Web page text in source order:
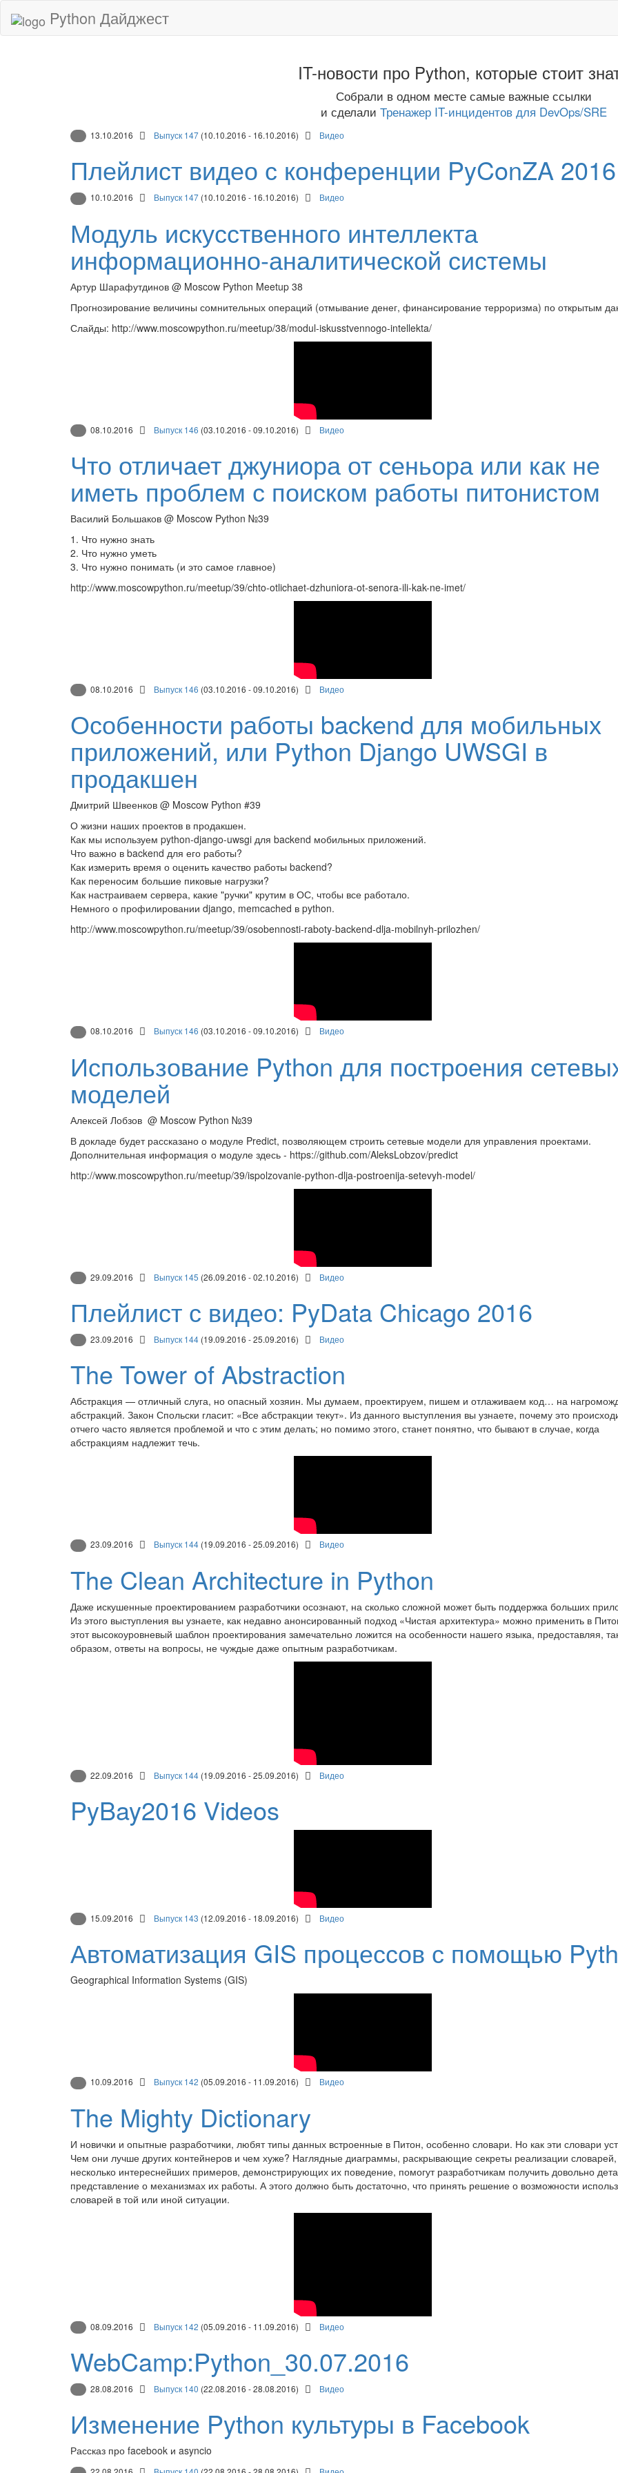
Python Дайджест
IT-новости про Python, которые стоит
Собрали в одном месте самые важные ссылки
и сделали Тренажер IT-инцидентов для DevOps/SRE
13.10.2016 Выпуск 147 (10.10.2016 - 16.10.2016) Видео
Плейлист видео с конференции PyConZA 2016
10.10.2016 Выпуск 147 (10.10.2016 - 16.10.2016) Видео
Модуль искусственного интеллекта
информационно-аналитической системы
Артур Шарафутдинов @ Moscow Python Meetup 38
Прогнозирование величины сомнительных операций (отмывание денег, финансирование терроризма) по открытым
Слайды: http://www.moscowpython.ru/meetup/38/modul-iskusstvennogo-intellekta/
08.10.2016 Выпуск 146 (03.10.2016 - 09.10.2016) Видео
Что отличает джуниора от сеньора или как не
иметь проблем с поиском работы питонистом
Василий Большаков @ Moscow Python №39
1. Что нужно знать
2. Что нужно уметь
3. Что нужно понимать (и это самое главное)
http://www.moscowpython.ru/meetup/39/chto-otlichaet-dzhuniora-ot-senora-ili-kak-ne-imet/
08.10.2016 Выпуск 146 (03.10.2016 - 09.10.2016) Видео
Особенности работы backend для мобильных
приложений, или Python Django UWSGI в
продакшен
Дмитрий Швеенков @ Moscow Python #39
О жизни наших проектов в продакшен.
Как мы используем python-django-uwsgi для backend мобильных приложений.
Что важно в backend для его работы?
Как измерить время о оценить качество работы backend?
Как переносим большие пиковые нагрузки?
Как настраиваем сервера, какие "ручки" крутим в ОС, чтобы все работало.
Немного о профилировании django, memcached в python.
http://www.moscowpython.ru/meetup/39/osobennosti-raboty-backend-dlja-mobilnyh-prilozhen/
08.10.2016 Выпуск 146 (03.10.2016 - 09.10.2016) Видео
Использование Python для построения
моделей
Алексей Лобзов @ Moscow Python №39
В докладе будет рассказано о модуле Predict, позволяющем строить сетевые модели для управления проектами.
Дополнительная информация о модуле здесь - https://github.com/AleksLobzov/predict
http://www.moscowpython.ru/meetup/39/ispolzovanie-python-dlja-postroenija-setevyh-model/
29.09.2016 Выпуск 145 (26.09.2016 - 02.10.2016) Видео
Плейлист с видео: PyData Chicago 2016
23.09.2016 Выпуск 144 (19.09.2016 - 25.09.2016) Видео
The Tower of Abstraction
Абстракция — отличный слуга, но опасный хозяин. Мы думаем, проектируем, пишем и отлаживаем код… на
абстракций. Закон Спольски гласит: «Все абстракции текут». Из данного выступления вы узнаете, почему это
отчего часто является проблемой и что с этим делать; но помимо этого, станет понятно, что бывают в случае, когда
абстракциям надлежит течь.
23.09.2016 Выпуск 144 (19.09.2016 - 25.09.2016) Видео
The Clean Architecture in Python
Даже искушенные проектированием разработчики осознают, на сколько сложной может быть поддержка больших
Из этого выступления вы узнаете, как недавно анонсированный подход «Чистая архитектура» можно применить в
этот высокоуровневый шаблон проектирования замечательно ложится на особенности нашего языка, предоставляя,
образом, ответы на вопросы, не чуждые даже опытным разработчикам.
22.09.2016 Выпуск 144 (19.09.2016 - 25.09.2016) Видео
PyBay2016 Videos
15.09.2016 Выпуск 143 (12.09.2016 - 18.09.2016) Видео
Автоматизация GIS процессов с помощью
Geographical Information Systems (GIS)
10.09.2016 Выпуск 142 (05.09.2016 - 11.09.2016) Видео
The Mighty Dictionary
И новички и опытные разработчики, любят типы данных встроенные в Питон, особенно словари. Но как эти словари
Чем они лучше других контейнеров и чем хуже? Наглядные диаграммы, раскрывающие секреты реализации словарей,
несколько интереснейших примеров, демонстрирующих их поведение, помогут разработчикам получить довольно
представление о механизмах их работы. А этого должно быть достаточно, что принять решение о возможности
словарей в той или иной ситуации.
08.09.2016 Выпуск 142 (05.09.2016 - 11.09.2016) Видео
WebCamp:Python_30.07.2016
28.08.2016 Выпуск 140 (22.08.2016 - 28.08.2016) Видео
Изменение Python культуры в Facebook
Рассказ про facebook и asyncio